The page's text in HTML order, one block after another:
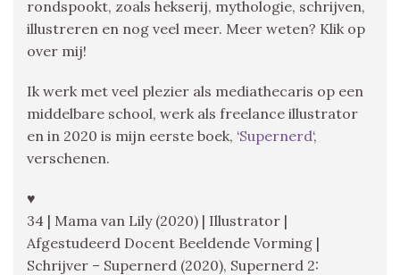
rondspookt, zoals hekserij, mythologie, schrijven,
illustreren en nog veel meer. Meer weten? Klik op
over mij!
Ik werk met veel plezier als mediathecaris op een
middelbare school, werk als freelance illustrator
en in 2020 is mijn eerste boek, ‘Supernerd‘,
verschenen.
♥
34 | Mama van Lily (2020) | Illustrator |
Afgestudeerd Docent Beeldende Vorming |
Schrijver – Supernerd (2020), Supernerd 2: